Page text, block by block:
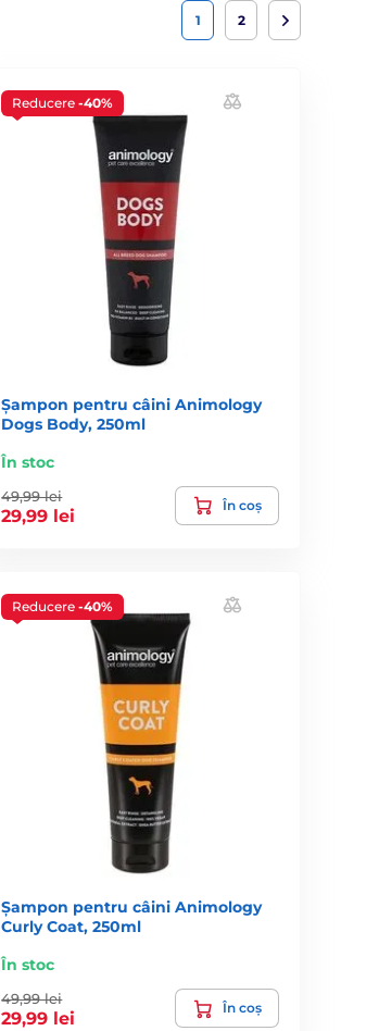
1 2
Reducere-40%
Șampon pentru câini Animology
Dogs Body, 250ml
În stoc
49,99 lei
29,99 lei
În coș
Reducere-40%
Șampon pentru câini Animology
Curly Coat, 250ml
În stoc
49,99 lei
29,99 lei
În coș